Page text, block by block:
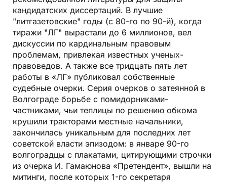
кандидатских диссертаций. В лучшие
"литгазетовские" годы (с 80-го по 90-й), когда
тиражи "ЛГ" вырастали до 6 миллионов, вел
дискуссии по кардинальным правовым
проблемам, привлекая известных ученых-
правоведов. А также все тридцать пять лет
работы в «ЛГ» публиковал собственные
судебные очерки. Серия очерков о затеянной в
Волгограде борьбе с помидорниками-
частниками, чьи теплицы по решению обкома
крушили тракторами местные начальники,
закончилась уникальным для последних лет
советской власти эпизодом: в январе 90-го
волгоградцы с плакатами, цитирующими строчки
из очерка И. Гамаюнова «Претендент», вышли на
митинги, после которых 1-го секретаря